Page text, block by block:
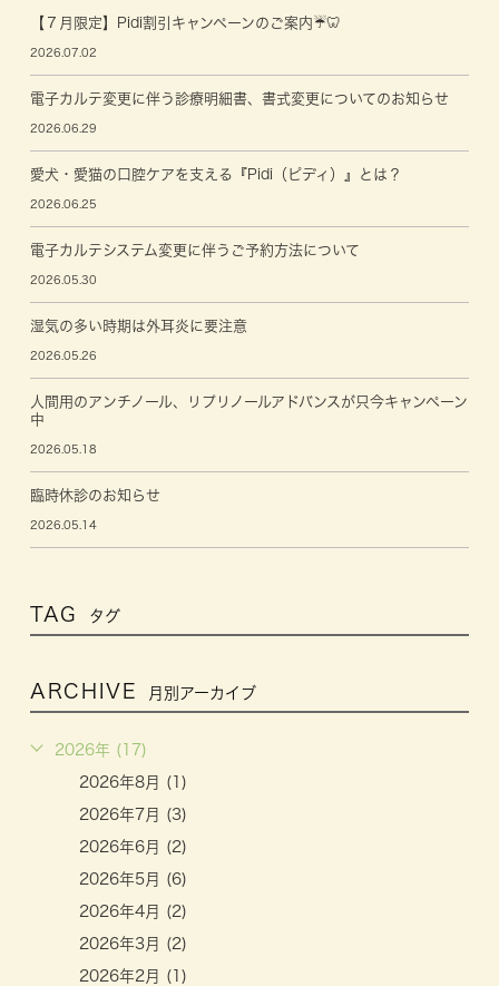
【７月限定】Pidi割引キャンペーンのご案内☔🦷
2026.07.02
電子カルテ変更に伴う診療明細書、書式変更についてのお知らせ
2026.06.29
愛犬・愛猫の口腔ケアを支える『Pidi（ピディ）』とは？
2026.06.25
電子カルテシステム変更に伴うご予約方法について
2026.05.30
湿気の多い時期は外耳炎に要注意
2026.05.26
人間用のアンチノール、リプリノールアドバンスが只今キャンペーン
中
2026.05.18
臨時休診のお知らせ
2026.05.14
TAG タグ
ARCHIVE 月別アーカイブ
2026年 (17)
2026年8月 (1)
2026年7月 (3)
2026年6月 (2)
2026年5月 (6)
2026年4月 (2)
2026年3月 (2)
2026年2月 (1)